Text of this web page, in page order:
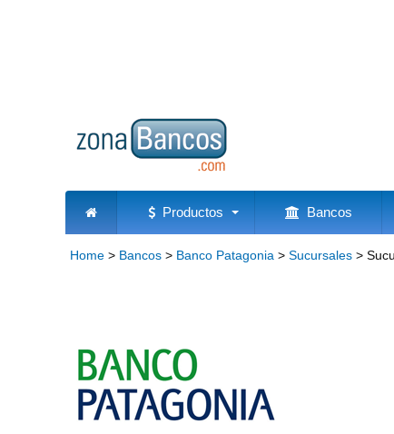
Productos Bancos
Home > Bancos > Banco Patagonia > Sucursales >